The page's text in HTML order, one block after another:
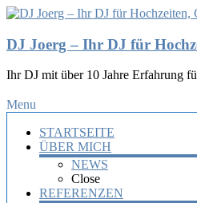
DJ Joerg – Ihr DJ für
Ihr DJ mit über 10 Jahre Erfahrung
Menu
STARTSEITE
ÜBER MICH
NEWS
Close
REFERENZEN